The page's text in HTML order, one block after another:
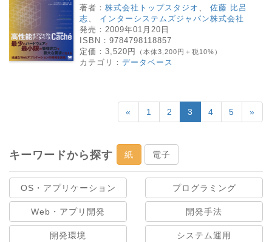
著者： 株式会社トップスタジオ
佐藤 比呂
志
インターシステムズジャパン株式会社
発売： 2009年01月20日
ISBN： 9784798118857
定価： 3,520円 （本体3,200円＋税10%）
カテゴリ： データベース
« 1 2 3 4 5 »
キーワードから探す 紙 電子
OS・アプリケーション プログラミング
Web・アプリ開発 開発手法
開発環境 システム運用